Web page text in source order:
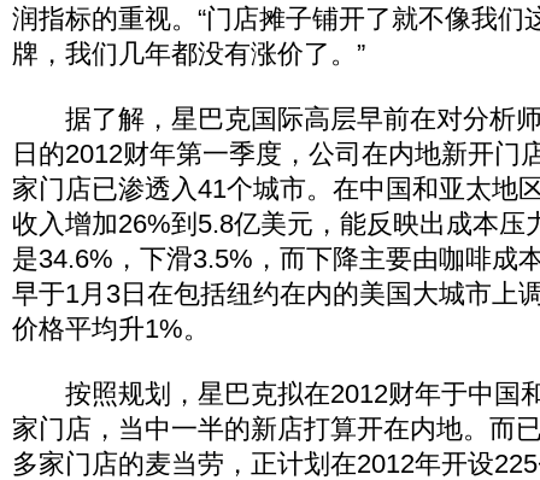
润指标的重视。“门店摊子铺开了就不像我们
牌，我们几年都没有涨价了。”
据了解，星巴克国际高层早前在对分析
日的2012财年第一季度，公司在内地新开门
家门店已渗透入41个城市。在中国和亚太地
收入增加26%到5.8亿美元，能反映出成本压
是34.6%，下滑3.5%，而下降主要由咖啡成
早于1月3日在包括纽约在内的美国大城市上
价格平均升1%。
按照规划，星巴克拟在2012财年于中国
家门店，当中一半的新店打算开在内地。而
多家门店的麦当劳，正计划在2012年开设